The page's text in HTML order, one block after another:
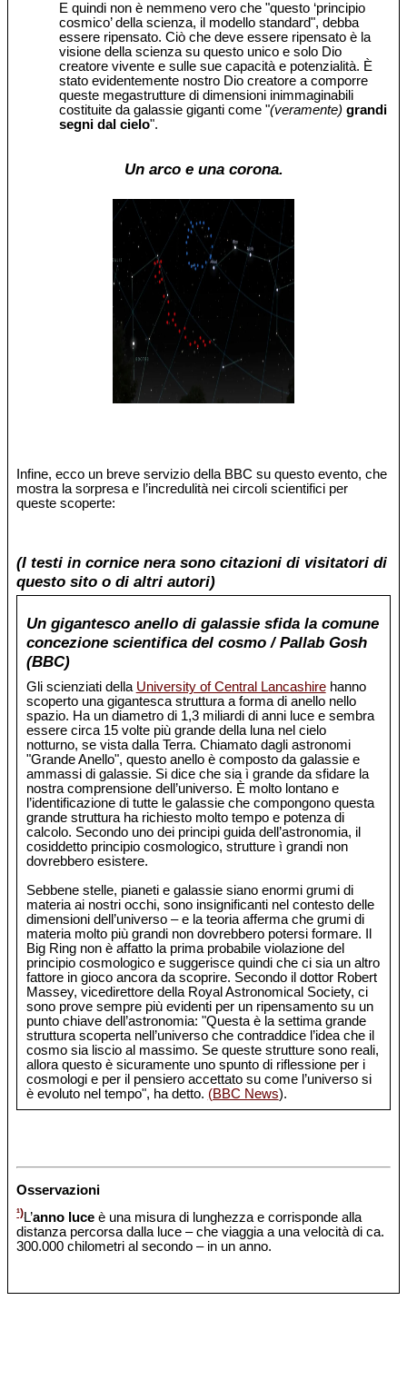
E quindi non è nemmeno vero che "questo ‘principio
cosmico’ della scienza, il modello standard", debba
essere ripensato. Ciò che deve essere ripensato è la
visione della scienza su questo unico e solo Dio
creatore vivente e sulle sue capacità e potenzialità. È
stato evidentemente nostro Dio creatore a comporre
queste megastrutture di dimensioni inimmaginabili
costituite da galassie giganti come "(veramente)grandi
segni dal cielo".
Un arco e una corona.
Infine, ecco un breve servizio della BBC su questo evento, che
mostra la sorpresa e l’incredulità nei circoli scientifici per
queste scoperte:
(I testi in cornice nera sono citazioni di visitatori di
questo sito o di altri autori)
Un gigantesco anello di galassie sfida la comune
concezione scientifica del cosmo / Pallab Gosh
(BBC)
Gli scienziati della University of Central Lancashirehanno
scoperto una gigantesca struttura a forma di anello nello
spazio. Ha un diametro di 1,3 miliardi di anni luce e sembra
essere circa 15 volte più grande della luna nel cielo
notturno, se vista dalla Terra. Chiamato dagli astronomi
"Grande Anello", questo anello è composto da galassie e
ammassi di galassie. Si dice che sia ì grande da sfidare la
nostra comprensione dell’universo. È molto lontano e
l’identificazione di tutte le galassie che compongono questa
grande struttura ha richiesto molto tempo e potenza di
calcolo. Secondo uno dei principi guida dell’astronomia, il
cosiddetto principio cosmologico, strutture ì grandi non
dovrebbero esistere.
Sebbene stelle, pianeti e galassie siano enormi grumi di
materia ai nostri occhi, sono insignificanti nel contesto delle
dimensioni dell’universo – e la teoria afferma che grumi di
materia molto più grandi non dovrebbero potersi formare. Il
Big Ring non è affatto la prima probabile violazione del
principio cosmologico e suggerisce quindi che ci sia un altro
fattore in gioco ancora da scoprire. Secondo il dottor Robert
Massey, vicedirettore della Royal Astronomical Society, ci
sono prove sempre più evidenti per un ripensamento su un
punto chiave dell’astronomia: "Questa è la settima grande
struttura scoperta nell’universo che contraddice l’idea che il
cosmo sia liscio al massimo. Se queste strutture sono reali,
allora questo è sicuramente uno spunto di riflessione per i
cosmologi e per il pensiero accettato su come l’universo si
è evoluto nel tempo", ha detto. (BBC News).
Osservazioni
¹)L’anno luce è una misura di lunghezza e corrisponde alla
distanza percorsa dalla luce – che viaggia a una velocità di ca.
300.000 chilometri al secondo – in un anno.